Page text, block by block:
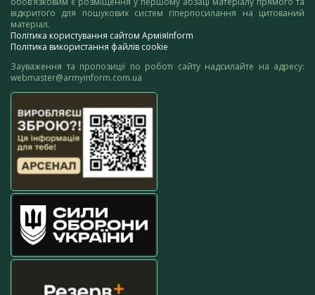
відкритого для пошукових систем гіперпосилання на цитований
матеріал.
Політика користування сайтом АрміяInform
Політика використання файлів cookie
Зауваження та пропозиції по роботі сайту надсилайте на адресу:
webmaster@armyinform.com.ua